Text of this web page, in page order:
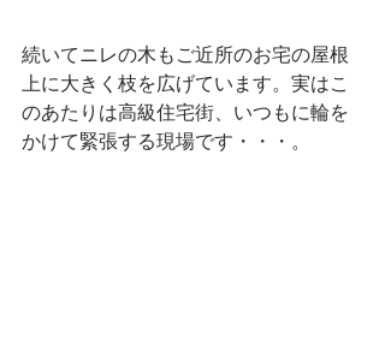
続いてニレの木もご近所のお宅の屋根
上に大きく枝を広げています。実はこ
のあたりは高級住宅街、いつもに輪を
かけて緊張する現場です・・・。